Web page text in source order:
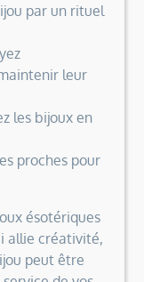
par un rituel
leur
les bijoux en
proches pour
ésotériques
allie créativité,
peut être